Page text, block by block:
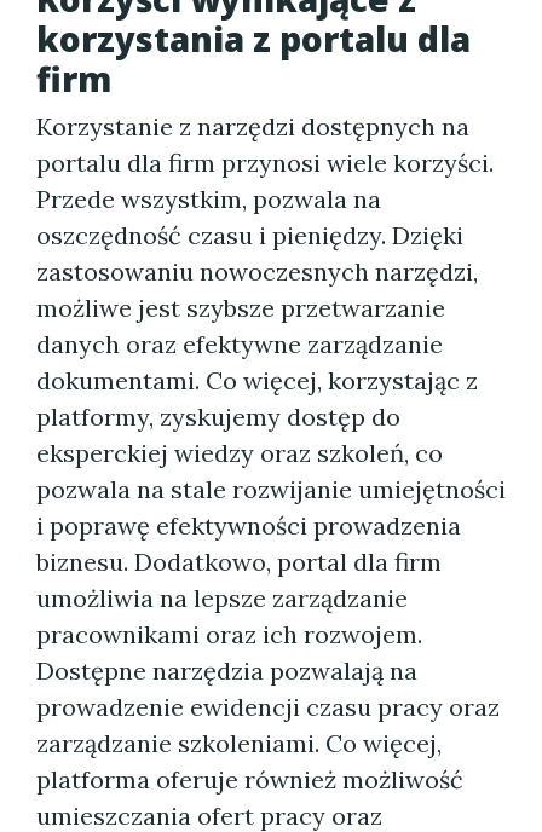
korzystania z portalu dla
firm
Korzystanie z narzędzi dostępnych na
portalu dla firm przynosi wiele korzyści.
Przede wszystkim, pozwala na
oszczędność czasu i pieniędzy. Dzięki
zastosowaniu nowoczesnych narzędzi,
możliwe jest szybsze przetwarzanie
danych oraz efektywne zarządzanie
dokumentami. Co więcej, korzystając z
platformy, zyskujemy dostęp do
eksperckiej wiedzy oraz szkoleń, co
pozwala na stale rozwijanie umiejętności
i poprawę efektywności prowadzenia
biznesu. Dodatkowo, portal dla firm
umożliwia na lepsze zarządzanie
pracownikami oraz ich rozwojem.
Dostępne narzędzia pozwalają na
prowadzenie ewidencji czasu pracy oraz
zarządzanie szkoleniami. Co więcej,
platforma oferuje również możliwość
umieszczania ofert pracy oraz